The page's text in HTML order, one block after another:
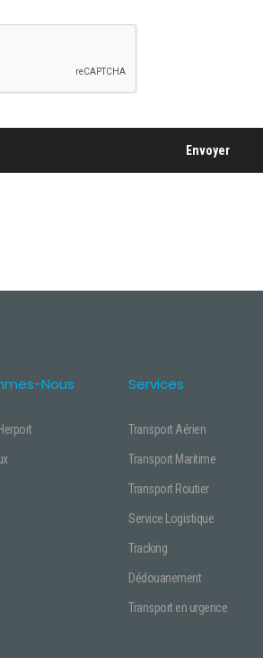
Nous Services
Transport Aérien
Transport Maritime
Transport Routier
Service Logistique
Tracking
Dédouanement
Transport en urgence